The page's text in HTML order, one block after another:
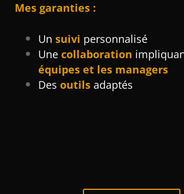
Mes garanties :
Un suivi personnalisé
Une collaboration
équipes et les managers
Des outils adaptés